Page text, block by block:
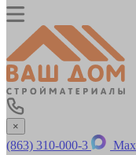
×
(863) 310-000-3 Max